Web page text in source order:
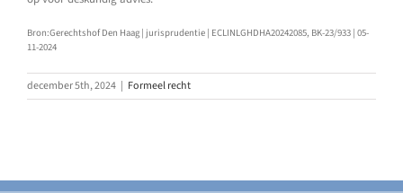
Bron:Gerechtshof Den Haag | jurisprudentie | ECLINLGHDHA20242085, BK-23/933 | 05-
11-2024
december 5th, 2024 | Formeel recht